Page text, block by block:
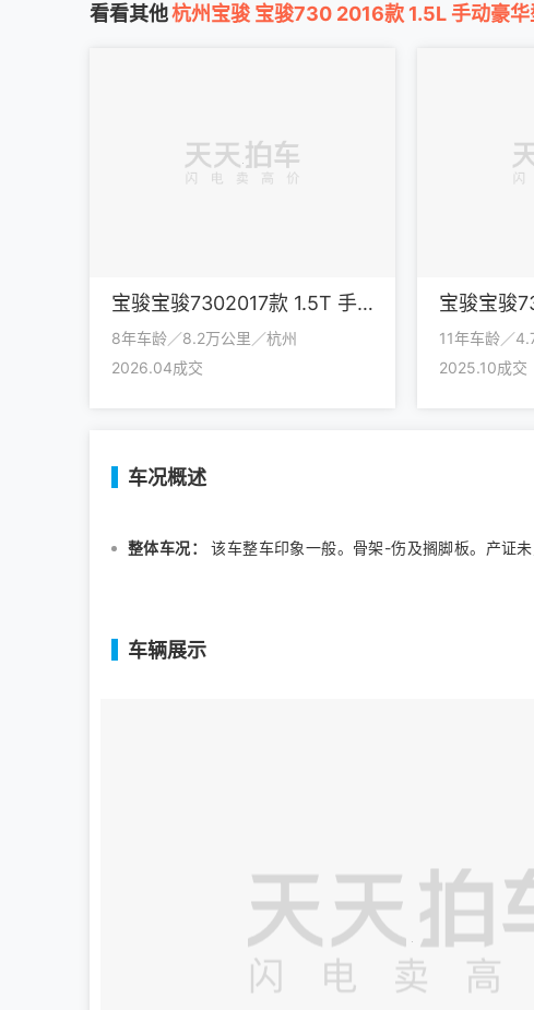
看看其他杭州宝骏 宝骏730 2016款 1.5L 手动豪华
宝骏宝骏7302017款 1.5T 手动时尚型 7座 国V
8年车龄／8.2万公里／杭州
2026.04成交
11年车龄／
2025.10成交
车况概述
整体车况： 该车整车印象一般。骨架-伤及搁脚板。产证
车辆展示